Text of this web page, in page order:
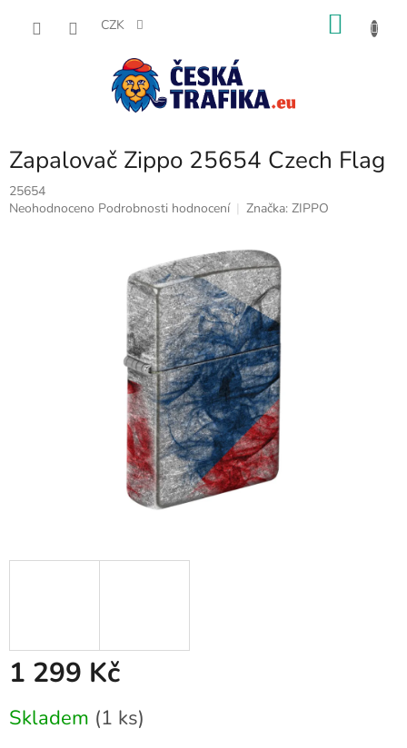
CZK
Zapalovač Zippo 25654 Czech Flag
25654
Průměrné
Neohodnoceno Podrobnosti hodnocení Značka: ZIPPO
1 299 Kč
cena:
Skladem (1 ks)